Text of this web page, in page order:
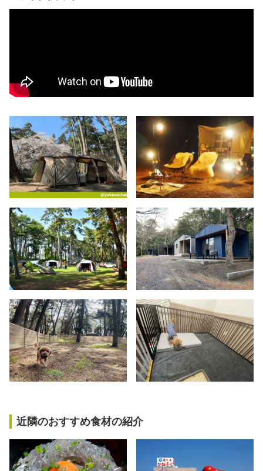
近隣のおすすめ食材の紹介